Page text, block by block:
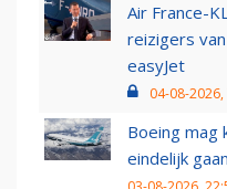
Air France-
reizigers
easyJet
04-08-2026,
Boeing mag
eindelijk